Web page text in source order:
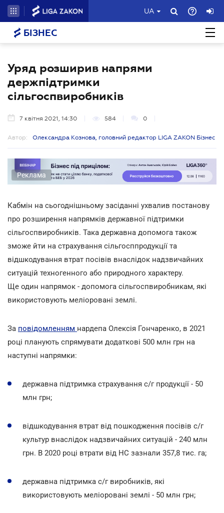
UA
БІЗНЕС
Уряд розширив напрями
держпідтримки
сільгоспвиробників
7 квітня 2021, 14:30 584 0
Автор: Олександра Кознова, головний редактор LIGA ZAKON Бізнес
Реклама
Кабмін на сьогоднішньому засіданні ухвалив постанову
про розширення напрямків державної підтримки
сільгоспвиробників. Така державна допомога також
зможе йти на страхування сільгосппродукції та
відшкодування втрат посівів внаслідок надзвичайних
ситуацій техногенного або природного характеру.
Ще один напрямок - допомога сільгоспвиробникам, які
використовують меліоровані землі.
За повідомленням нардепа Олексія Гончаренко, в 2021
році планують спрямувати додаткові 500 млн грн на
наступні напрямки:
державна підтримка страхування с/г продукції - 50
млн грн;
відшкодування втрат від пошкодження посівів с/г
культур внаслідок надзвичайних ситуацій - 240 млн
грн. В 2020 році втрати від НС зазнали 357,8 тис. га;
державна підтримка с/г виробників, які
використовують меліоровані землі - 50 млн грн;